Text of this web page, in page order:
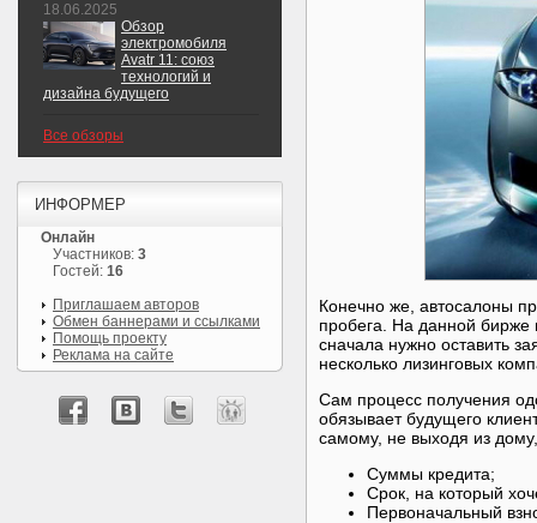
Конечно же, автосалоны
пробега. На данной бирже
сначала нужно оставить
несколько лизинговых
Сам процесс получения
обязывает будущего
самому, не выходя из
Суммы кредита;
Срок, на который
Первоначальный
18.06.2025
Обзор
электромобиля
Avatr 11: союз
технологий и
дизайна будущего
Все обзоры
ИНФОРМЕР
Онлайн
Участников: 3
Гостей: 16
Приглашаем авторов
Обмен баннерами и ссылками
Помощь проекту
Реклама на сайте